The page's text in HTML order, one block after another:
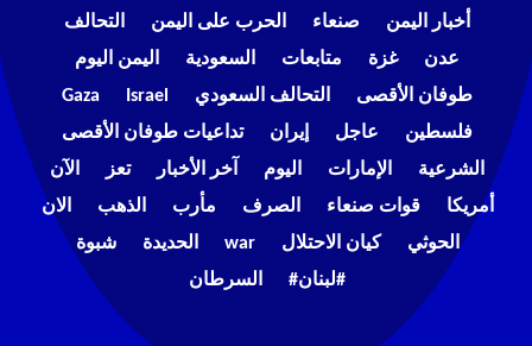
أخبار اليمن
صنعاء الحرب على اليمن
التحالف
عدن
غزة متابعات السعودية
اليمن اليوم
طوفان الأقصى
التحالف السعودي Israel
Gaza
فلسطين
عاجل إيران
تداعيات طوفان الأقصى
الشرعية
الإمارات اليوم آخر الأخبار تعز
الآن
أمريكا
قوات صنعاء الصرف مأرب الذهب
الان
الحوثي
كيان الاحتلال war الحديدة
شبوة
#لبنان#
السرطان